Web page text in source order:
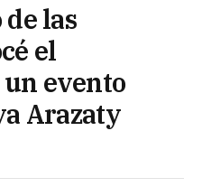
las
el
evento
Arazaty